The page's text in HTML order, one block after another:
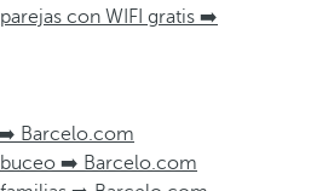
con WIFI gratis ➡️
➡️ Barcelo.com
buceo ➡️ Barcelo.com